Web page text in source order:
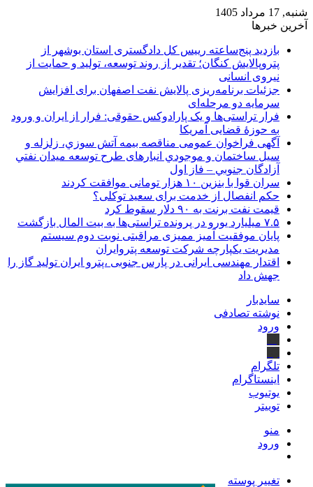
شنبه, 17 مرداد 1405
آخرین خبرها
بازدید پنج‌ساعته رییس کل دادگستری استان بوشهر از
پتروپالایش کنگان؛ تقدیر از روند توسعه، تولید و حمایت از
نیروی انسانی
جزئیات برنامه‌ریزی پالایش نفت اصفهان برای افزایش
سرمایه دو مرحله‌ای
فرار تراستی‌ها و یک پارادوکس حقوقی: فرار از ایران و ورود
به حوزۀ قضایی آمریکا
آگهی فراخوان عمومی مناقصه بيمه آتش سوزي، زلزله و
سیل ساختمان و موجودي انبارهای طرح توسعه ميدان نفتي
آزادگان جنوبي – فاز اول
سران قوا با بنزین ۱۰ هزار تومانی موافقت کردند
حکم انفصال از خدمت برای سعید توکلی؟
قیمت نفت برنت به ۹۰ دلار سقوط کرد
۷.۵ میلیارد یورو در پرونده تراستی‌ها به بیت المال بازگشت
پایان موفقیت آمیز ممیزی مراقبتی نوبت دوم سیستم
مدیریت یکپارچه شرکت توسعه پتروایران
اقتدار مهندسی ایرانی در پارس جنوبی ،پترو ایران تولید گاز را
جهش داد
سایدبار
نوشته تصادفی
ورود
تلگرام
اینستاگرام
یوتیوب
توییتر
منو
ورود
تغییر پوسته